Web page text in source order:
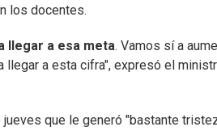
los docentes.
llegar a esa meta. Vamos sí a
a esta cifra", expresó el
que le generó "bastante